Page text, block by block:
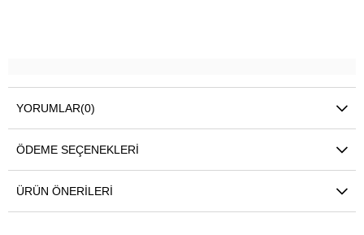
YORUMLAR(0)
ÖDEME SEÇENEKLERI
ÜRÜN ÖNERILERI